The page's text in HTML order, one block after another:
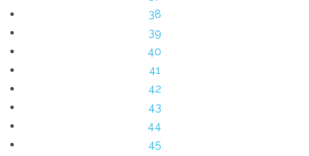
38
39
40
41
42
43
44
45